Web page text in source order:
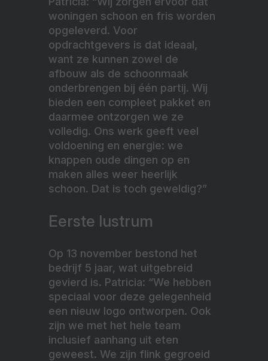
woningen schoon en fris worden
opgeleverd. Voor
opdrachtgevers is dat ideaal,
want ze kunnen zowel de
afbouw als de schoonmaak
onderbrengen bij één partij. Wij
bieden een compleet pakket en
daarmee ontzorgen we ze
volledig. Ons werk geeft veel
voldoening en energie: we
knappen oude dingen op en
maken alles weer heerlijk
schoon. Dat is toch geweldig?”
Eerste lustrum
Op 13 november bestond het
bedrijf 5 jaar, wat uitgebreid
gevierd is. Patricia: “We hebben
speciaal voor deze gelegenheid
een nieuw logo ontworpen. Ook
zijn we met het hele team
inclusief aanhang uit eten
geweest. We zijn flink gegroeid